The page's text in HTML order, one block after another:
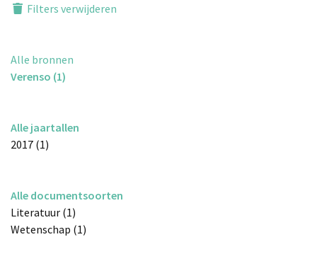
Filters verwijderen
Alle bronnen
Verenso (1)
Alle jaartallen
2017 (1)
Alle documentsoorten
Literatuur (1)
Wetenschap (1)